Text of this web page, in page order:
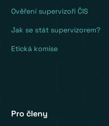
Ověření supervizoři ČIS
Jak se stát supervizorem?
Etická komise
Pro členy